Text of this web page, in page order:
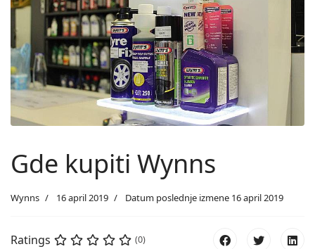
Gde kupiti Wynns
Wynns 16 april 2019 Datum poslednje izmene 16 april 2019
Ratings (0)